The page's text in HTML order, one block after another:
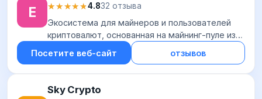
E ★★★★★
★★★★★4.832 отзыва
Экосистема для майнеров и пользователей
криптовалют, основанная на майнинг-пуле из
списка ТОП-7 в мире по добыче ВТС. Майнинг-
пул с фиксированной комиссией 1.5%,
Посетите веб-сайт отзывов
Sky Crypto